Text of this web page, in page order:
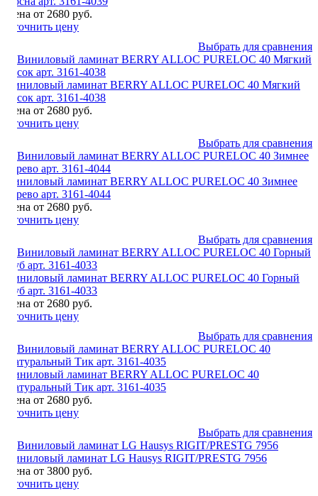
Цена от 2680 руб.
Уточнить цену
Выбрать для сравнения
Виниловый ламинат BERRY ALLOC PURELOC 40 Мягкий
песок арт. 3161-4038
Цена от 2680 руб.
Уточнить цену
Выбрать для сравнения
Виниловый ламинат BERRY ALLOC PURELOC 40 Зимнее
дерево арт. 3161-4044
Цена от 2680 руб.
Уточнить цену
Выбрать для сравнения
Виниловый ламинат BERRY ALLOC PURELOC 40 Горный
Дуб арт. 3161-4033
Цена от 2680 руб.
Уточнить цену
Выбрать для сравнения
Виниловый ламинат BERRY ALLOC PURELOC 40
Натуральный Тик арт. 3161-4035
Цена от 2680 руб.
Уточнить цену
Выбрать для сравнения
Виниловый ламинат LG Hausys RIGIT/PRESTG 7956
Цена от 3800 руб.
Уточнить цену